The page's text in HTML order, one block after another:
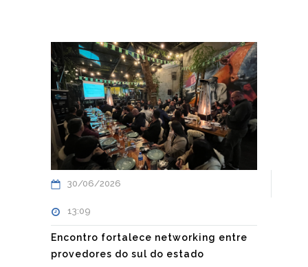
30/06/2026
13:09
Encontro fortalece networking entre
provedores do sul do estado